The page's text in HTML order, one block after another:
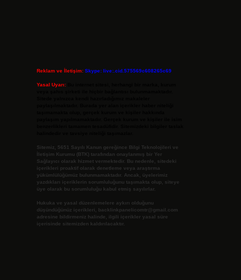
Reklam ve İletişim: Skype: live:.cid.575569c608265c69
Yasal Uyarı:
Sitemiz, 5651 Sayılı Kanun gereğince Bilgi Teknolojileri ve
İletişim Kurumu (BTK) tarafından onaylanmış bir Yer
Sağlayıcı olarak hizmet vermektedir. Bu nedenle, sitedeki
içerikleri proaktif olarak denetleme veya araştırma
yükümlülüğümüz bulunmamaktadır. Ancak, üyelerimiz
yazdıkları içeriklerin sorumluluğunu taşımakta olup, siteye
üye olarak bu sorumluluğu kabul etmiş sayılırlar.
Hukuka ve yasal düzenlemelere aykırı olduğunu
düşündüğünüz içerikleri,
backlinkpanelicomtr@gmail.com
adresine bildirmeniz halinde, ilgili içerikler yasal süre
içerisinde sitemizden kaldırılacaktır.